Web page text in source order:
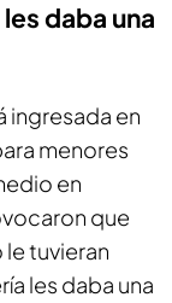
daba una
ingresada en
menores
en
que
tuvieran
les daba una